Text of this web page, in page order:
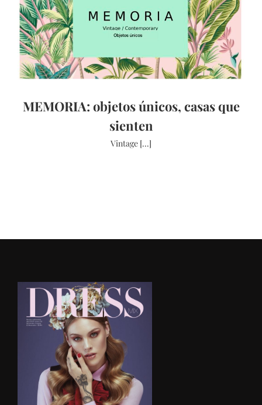
MEMORIA: objetos únicos, casas que
sienten
Vintage [...]